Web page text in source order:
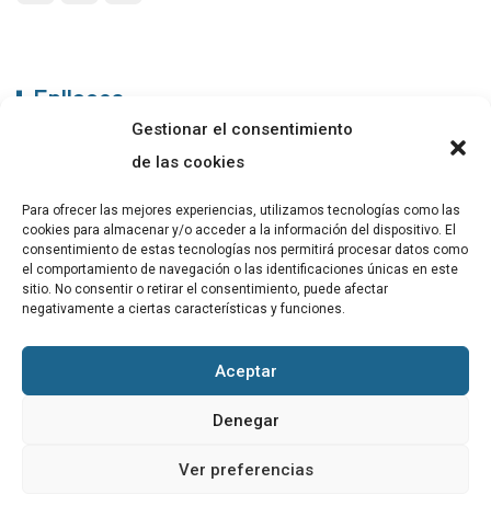
Gestionar el consentimiento
de las cookies
Para ofrecer las mejores experiencias, utilizamos tecnologías como las
cookies para almacenar y/o acceder a la información del dispositivo. El
consentimiento de estas tecnologías nos permitirá procesar datos como
el comportamiento de navegación o las identificaciones únicas en este
sitio. No consentir o retirar el consentimiento, puede afectar
negativamente a ciertas características y funciones.
Aceptar
Denegar
Ver preferencias
Enllaços
PUBLICACIONS
CONTACTE
Altres